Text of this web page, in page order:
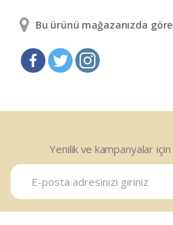
Bu ürünü mağazanızda
Yenilik ve kampanyalar